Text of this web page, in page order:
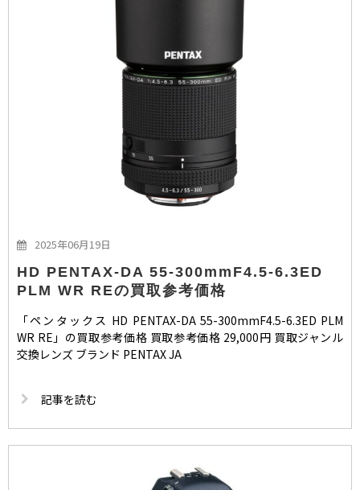
2025年06月19日
HD PENTAX-DA 55-300mmF4.5-6.3ED
PLM WR REの買取参考価格
「ペンタックス HD PENTAX-DA 55-300mmF4.5-6.3ED PLM
WR RE」の買取参考価格 買取参考価格 29,000円 買取ジャンル
交換レンズ ブランド PENTAX JA
記事を読む